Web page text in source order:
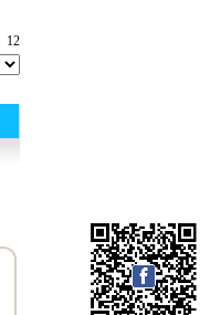
12